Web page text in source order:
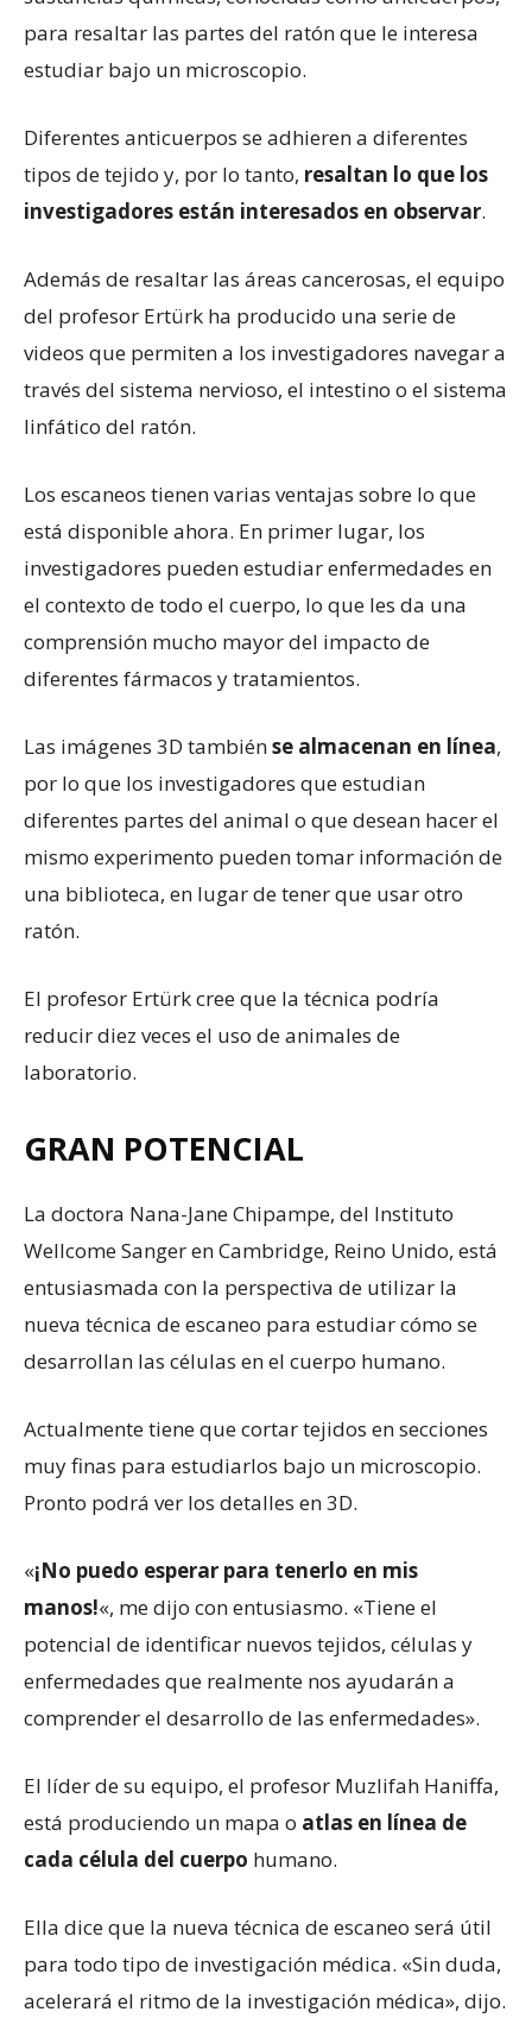
para resaltar las partes del ratón que le interesa
estudiar bajo un microscopio.
Diferentes anticuerpos se adhieren a diferentes
tipos de tejido y, por lo tanto, resaltan lo que los
investigadores están interesados en observar.
Además de resaltar las áreas cancerosas, el equipo
del profesor Ertürk ha producido una serie de
videos que permiten a los investigadores navegar a
través del sistema nervioso, el intestino o el sistema
linfático del ratón.
Los escaneos tienen varias ventajas sobre lo que
está disponible ahora. En primer lugar, los
investigadores pueden estudiar enfermedades en
el contexto de todo el cuerpo, lo que les da una
comprensión mucho mayor del impacto de
diferentes fármacos y tratamientos.
Las imágenes 3D tambiénse almacenan en línea,
por lo que los investigadores que estudian
diferentes partes del animal o que desean hacer el
mismo experimento pueden tomar información de
una biblioteca, en lugar de tener que usar otro
ratón.
El profesor Ertürk cree que la técnica podría
reducir diez veces el uso de animales de
laboratorio.
GRAN POTENCIAL
La doctora Nana-Jane Chipampe, del Instituto
Wellcome Sanger en Cambridge, Reino Unido, está
entusiasmada con la perspectiva de utilizar la
nueva técnica de escaneo para estudiar cómo se
desarrollan las células en el cuerpo humano.
Actualmente tiene que cortar tejidos en secciones
muy finas para estudiarlos bajo un microscopio.
Pronto podrá ver los detalles en 3D.
«¡No puedo esperar para tenerlo en mis
manos!«, me dijo con entusiasmo. «Tiene el
potencial de identificar nuevos tejidos, células y
enfermedades que realmente nos ayudarán a
comprender el desarrollo de las enfermedades».
El líder de su equipo, el profesor Muzlifah Haniffa,
está produciendo un mapa o atlas en línea de
cada célula del cuerpo humano.
Ella dice que la nueva técnica de escaneo será útil
para todo tipo de investigación médica. «Sin duda,
acelerará el ritmo de la investigación médica», dijo.